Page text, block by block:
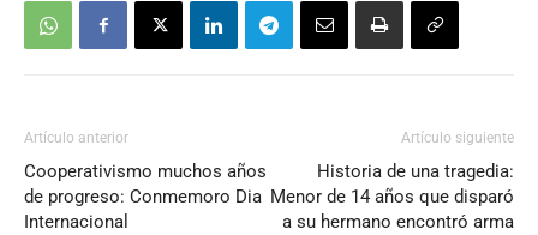
Artículo anterior
Cooperativismo muchos años
de progreso: Conmemoro Dia
Internacional
Artículo siguiente
Historia de una tragedia:
Menor de 14 años que disparó
a su hermano encontró arma